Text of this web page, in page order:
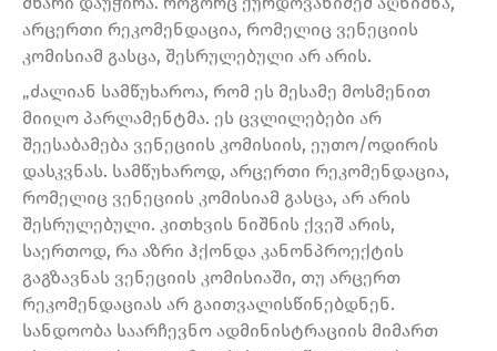
არცერთი რეკომენდაცია, რომელიც ვენეციის
კომისიამ გასცა, შესრულებული არ არის.
„ძალიან სამწუხაროა, რომ ეს მესამე მოსმენით
მიიღო პარლამენტმა. ეს ცვლილებები არ
შეესაბამება ვენეციის კომისიის, ეუთო/ოდირის
დასკვნას. სამწუხაროდ, არცერთი რეკომენდაცია,
რომელიც ვენეციის კომისიამ გასცა, არ არის
შესრულებული. კითხვის ნიშნის ქვეშ არის,
საერთოდ, რა აზრი ჰქონდა კანონპროექტის
გაგზავნას ვენეციის კომისიაში, თუ არცერთ
რეკომენდაციას არ გაითვალისწინებდნენ.
სანდოობა საარჩევნო ადმინისტრაციის მიმართ